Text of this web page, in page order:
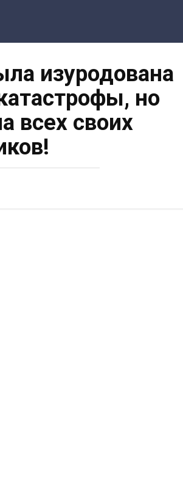
изуродована
но
всех своих